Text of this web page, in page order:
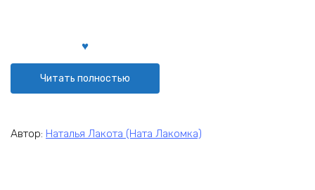
Читать полностью
Автор: Наталья Лакота (Ната Лакомка)